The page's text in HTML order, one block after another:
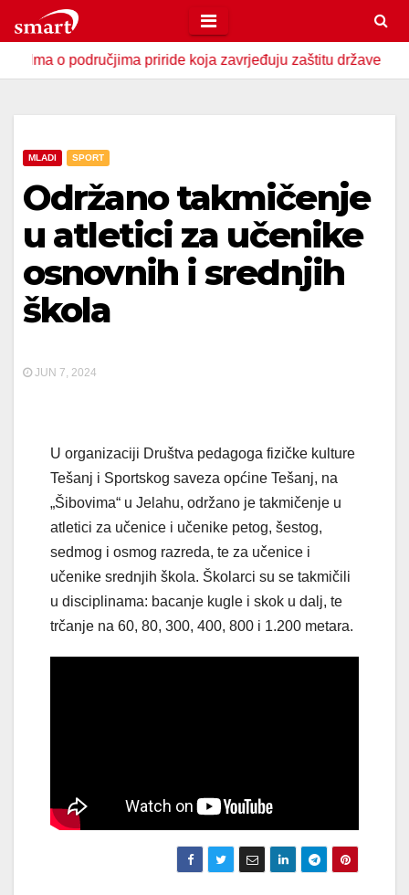
to
content
o područjima priride koja zavrjeđuju zaštitu države
MLADI SPORT
Održano takmičenje
u atletici za učenike
osnovnih i srednjih
škola
JUN 7, 2024
U organizaciji Društva pedagoga fizičke kulture
Tešanj i Sportskog saveza općine Tešanj, na
„Šibovima“ u Jelahu, održano je takmičenje u
atletici za učenice i učenike petog, šestog,
sedmog i osmog razreda, te za učenice i
učenike srednjih škola. Školarci su se takmičili
u disciplinama: bacanje kugle i skok u dalj, te
trčanje na 60, 80, 300, 400, 800 i 1.200 metara.